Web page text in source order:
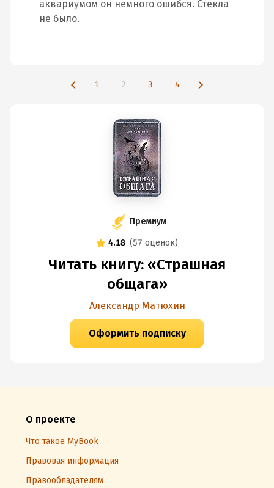
аквариумом он немного ошибся. Стекла
не было.
1 2 3 4
Премиум
4.18 (57 оценок)
Читать книгу: «Страшная
общага»
Александр Матюхин
Оформить подписку
О проекте
Что такое MyBook
Правовая информация
Правообладателям